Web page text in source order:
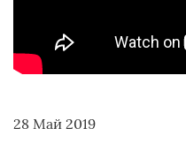
28 Май 2019